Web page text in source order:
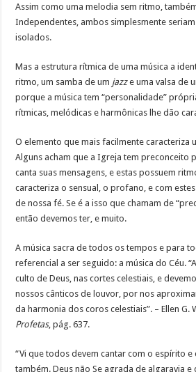
Assim como uma melodia sem ritmo,
Independentes, ambos simplesmente
isolados.
Mas a estrutura rítmica de uma música a
ritmo, um samba de um jazze uma valsa de
porque a música tem “personalidade”
rítmicas, melódicas e harmônicas lhe dão
O elemento que mais facilmente caracteriza
Alguns acham que a Igreja tem preconceito
canta suas mensagens, e estas possuem
caracteriza o sensual, o profano, e com
de nossa fé. Se é a isso que chamam de
então devemos ter, e muito.
A música sacra de todos os tempos e para
referencial a ser seguido: a música do Céu.
culto de Deus, nas cortes celestiais, e
nossos cânticos de louvor, por nos
da harmonia dos coros celestiais”. – Ellen G.
Profetas, pág. 637.
“Vi que todos devem cantar com o espírito
também. Deus não Se agrada de algaravia